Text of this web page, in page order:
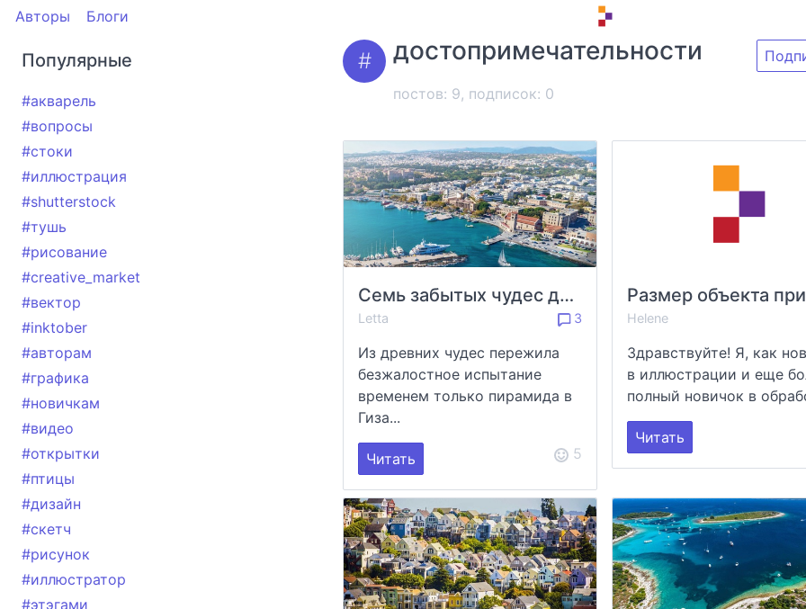
Авторы Блоги
Популярные
#акварель
#вопросы
#стоки
#иллюстрация
#shutterstock
#тушь
#рисование
#creative_market
#вектор
#inktober
#авторам
#графика
#новичкам
#видео
#открытки
#птицы
#дизайн
#скетч
#рисунок
#иллюстратор
#этэгами
достопримечательности
постов: 9, подписок: 0
Семь забытых чудес древнего мира
Letta 3
Из древних чудес пережила
безжалостное испытание
временем только пирамида в
Гиза...
Читать 5
Helene
Здравствуйте! Я, как
в иллюстрации и еще
полный новичок в
Читать